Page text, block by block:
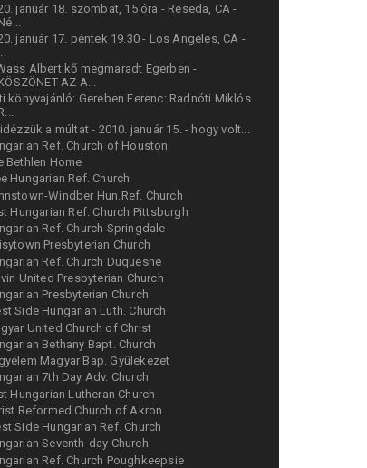
január 18. szombat, 15 óra - Reseda, CA -
január 17. péntek 19.30 - Los Angeles, CA -
Albert kő megmaradt Egerben -
AZ A...
könyvajánló: Gereben Ferenc: Radnóti Miklós
a múltat - 2010. január 15. - hogy volt...
Ref. Church of Houston
Bethlen Home
Hungarian Ref. Church
Windber Hun.Ref. Church
Hungarian Ref. Church Pittsburgh
Ref. Church Springdale
Presbyterian Church
Ref. Church Duquesne
United Presbyterian Church
Presbyterian Church
Side Hungarian Luth. Church
United Church of Christ
Bethany Bapt. Church
Magyar Bap. Gyülekezet
7th Day Adv. Church
Hungarian Lutheran Church
Reformed Church of Akron
Side Hungarian Ref. Church
Seventh-day Church
Ref. Church Poughkeepsie